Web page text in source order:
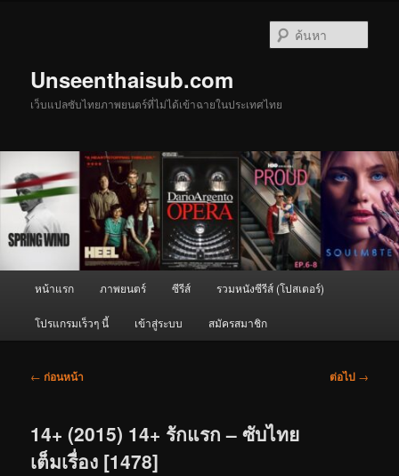
Unseenthaisub.com
เว็บแปลซับไทยภาพยนตร์ที่ไม่ได้เข้าฉายในประเทศไทย
หน้าแรก ภาพยนตร์ ซีรีส์ รวมหนังซีรีส์ (โปสเตอร์)
โปรแกรมเร็วๆ นี้ เข้าสู่ระบบ สมัครสมาชิก
เมนู
← ก่อนหน้า ต่อไป →
14+ (2015) 14+ รักแรก – ซับไทย
เต็มเรื่อง [1478]